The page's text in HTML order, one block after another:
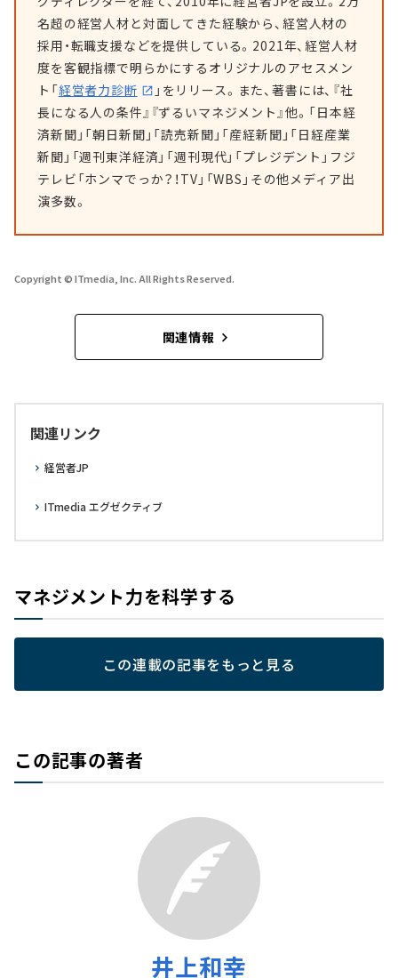
名超の経営人材と対面してきた経験から、経営人材の
採用・転職支援などを提供している。2021年、経営人材
度を客観指標で明らかにするオリジナルのアセスメン
ト「経営者力診断
」をリリース。また、著書には、『社
長になる人の条件』『ずるいマネジメント』他。「日本経
済新聞」「朝日新聞」「読売新聞」「産経新聞」「日経産業
新聞」「週刊東洋経済」「週刊現代」「プレジデント」フジ
テレビ「ホンマでっか？！TV」「WBS」その他メディア出
演多数。
Copyright © ITmedia, Inc. All Rights Reserved.
関連情報
関連リンク
経営者JP
ITmedia エグゼクティブ
マネジメント力を科学する
この連載の記事をもっと見る
この記事の著者
井上和幸